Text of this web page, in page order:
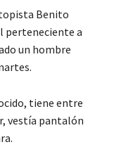
Benito
perteneciente a
un hombre
tiene entre
vestía pantalón